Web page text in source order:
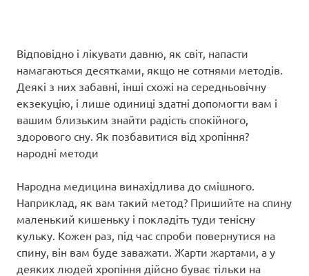
Відповідно і лікувати давню, як світ, напасти
намагаються десятками, якщо не сотнями методів.
Деякі з них забавні, інші схожі на середньовічну
екзекуцію, і лише одиниці здатні допомогти вам і
вашим близьким знайти радість спокійного,
здорового сну. Як позбавитися від хропіння?
народні методи
Народна медицина винахідлива до смішного.
Наприклад, як вам такий метод? Пришийте на спину
маленький кишеньку і покладіть туди тенісну
кульку. Кожен раз, під час спроби повернутися на
спину, він вам буде заважати. Жарти жартами, а у
деяких людей хропіння дійсно буває тільки на